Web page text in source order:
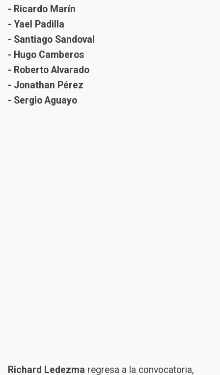
- Ricardo Marín
- Yael Padilla
- Santiago Sandoval
- Hugo Camberos
- Roberto Alvarado
- Jonathan Pérez
- Sergio Aguayo
Richard Ledezma regresa a la convocatoria,